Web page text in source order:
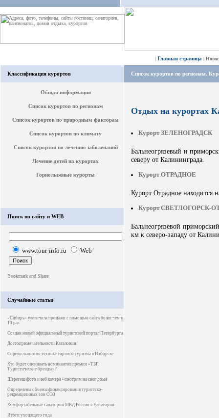
| Главная страница |
Классификация курортов
Общая информация
Список курортов по регионам
Список курортов по природным факторам
Список курортов по климату
Список курортов по лечению заболеваний
Лечение детей на курортах
Горнолыжные курорты
Поиск по сайту и WEB
www.tour-info.ru Web
Случайные статьи
«Сибирь» увеличила продажи с помощью сайта более чем в
10 раз
Создан новый официальный туристский портал Петербурга
Достопримечательности Каталонии!
Соревнования по технике горного туризма в Изборске
Кто будет оценивать номинантов премии «ТБГ.
Туристические бренды»?
Шерегеш фото и веб камера - смотрим на снег дома
Определены объемы финансирования туристско-
рекреационных зон ОЭЗ
Комфортабельные санатории МВД России в Евпатории
Итоги уходящего года
Список курортов по регионам.
Отдых на курортах
Курорт ЗЕЛЕНОГРАДСК
Бальнеогрязевый и
северу от Калининграда.
Курорт ОТРАДНОЕ
Курорт Отрадное находится
Курорт СВЕТЛОГОРСК-
Бальнеогрязевой
км к северо-западу от